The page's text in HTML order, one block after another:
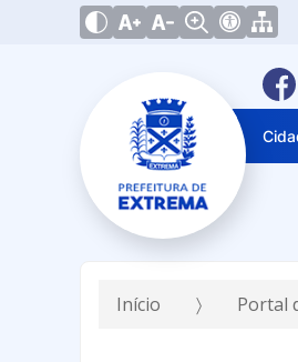
Início Portal